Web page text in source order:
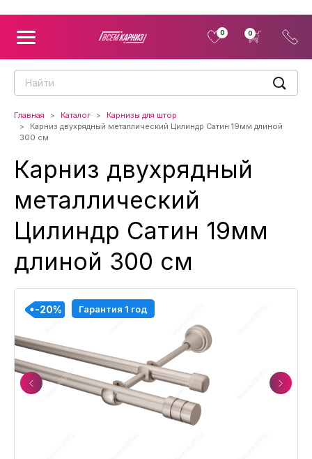
0 0
Главная Каталог
Карнизы для штор
Карниз двухрядный металлический Цилиндр Сатин 19мм длиной
300 см
Карниз двухрядный
металлический
Цилиндр Сатин 19мм
длиной 300 см
Previous
-20% Гарантия 1 год
-20%
-20%
-20%
Next